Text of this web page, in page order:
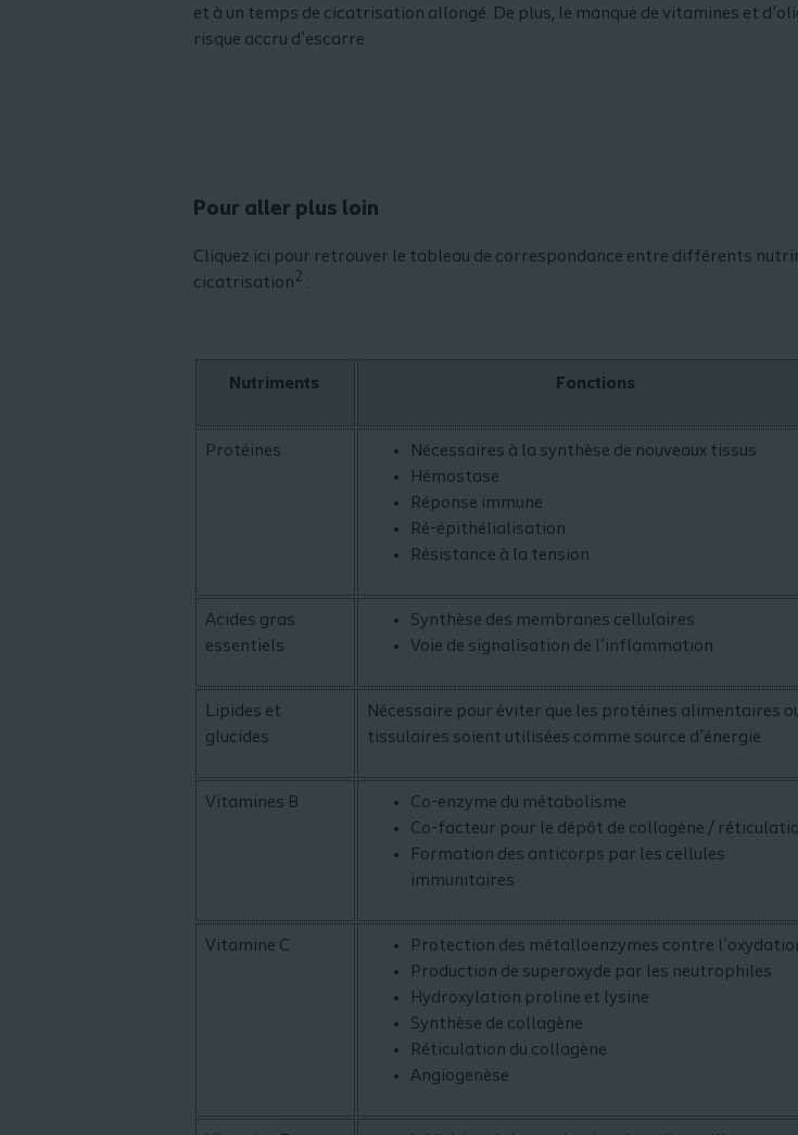
et à un temps de cicatrisation allongé. De plus, le manque de vitamines et
risque accru d’escarre
Pour aller plus loin
Cliquez ici pour retrouver le tableau de correspondance entre différents
cicatrisation2 :
Nutriments Fonctions
Protéines
Nécessaires à la synthèse de nouveaux tissus
Hémostase
Réponse immune
Ré-épithélialisation
Résistance à la tension
Acides gras
essentiels
Synthèse des membranes cellulaires
Voie de signalisation de l’inflammation
Lipides et
glucides
Nécessaire pour éviter que les protéines alimentaires
tissulaires soient utilisées comme source d’énergie
Vitamines B
Co-enzyme du métabolisme
Co-facteur pour le dépôt de collagène /
Formation des anticorps par les cellules
immunitaires
Vitamine C
Protection des métalloenzymes contre
Production de superoxyde par les neutrophiles
Hydroxylation proline et lysine
Synthèse de collagène
Réticulation du collagène
Angiogenèse